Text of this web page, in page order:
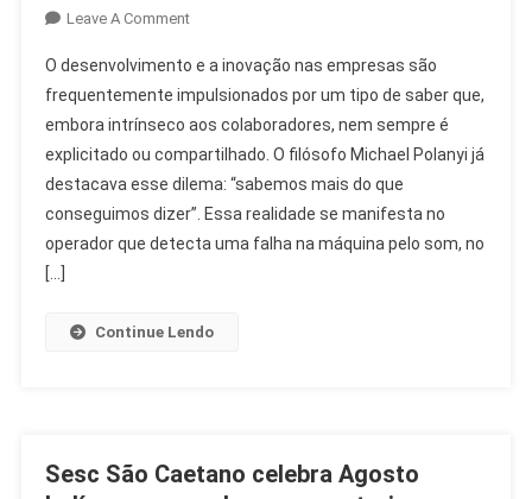
Leave A CommentOn
E
Inovação:
O
Saber
Que
Transforma
O
O desenvolvimento e a inovação nas empresas são
frequentemente impulsionados por um tipo de saber que,
embora intrínseco aos colaboradores, nem sempre é
explicitado ou compartilhado. O filósofo Michael Polanyi já
destacava esse dilema: “sabemos mais do que
conseguimos dizer”. Essa realidade se manifesta no
operador que detecta uma falha na máquina pelo som, no
[…]
Continue Lendo
Sesc São Caetano celebra Agosto